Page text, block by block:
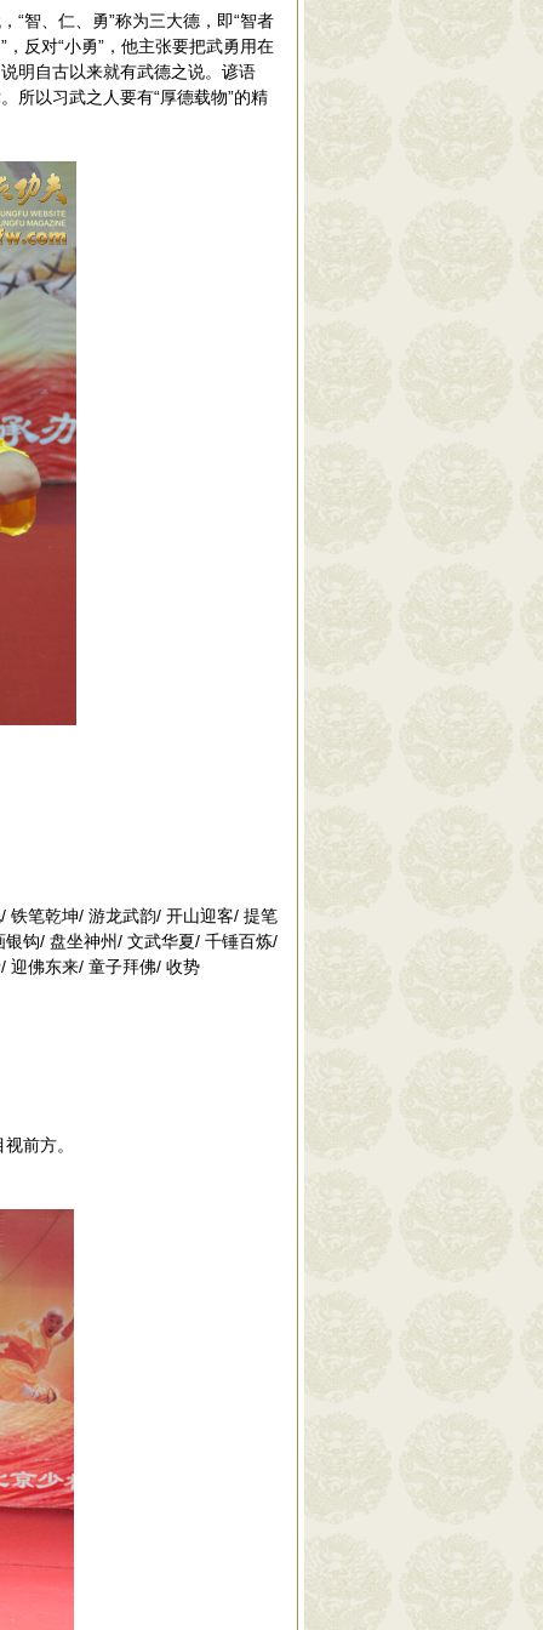
智、仁、勇”称为三大德，即“智者
反对“小勇”，他主张要把武勇用在
明自古以来就有武德之说。谚语
所以习武之人要有“厚德载物”的精
笔乾坤/ 游龙武韵/ 开山迎客/ 提笔
钩/ 盘坐神州/ 文武华夏/ 千锤百炼/
迎佛东来/ 童子拜佛/ 收势
前方。